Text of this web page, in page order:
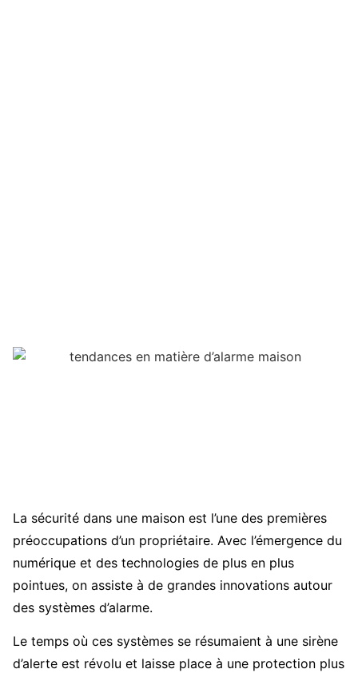
La sécurité dans une maison est l’une des premières
préoccupations d’un propriétaire. Avec l’émergence du
numérique et des technologies de plus en plus
pointues, on assiste à de grandes innovations autour
des systèmes d’alarme.
Le temps où ces systèmes se résumaient à une sirène
d’alerte est révolu et laisse place à une protection plus